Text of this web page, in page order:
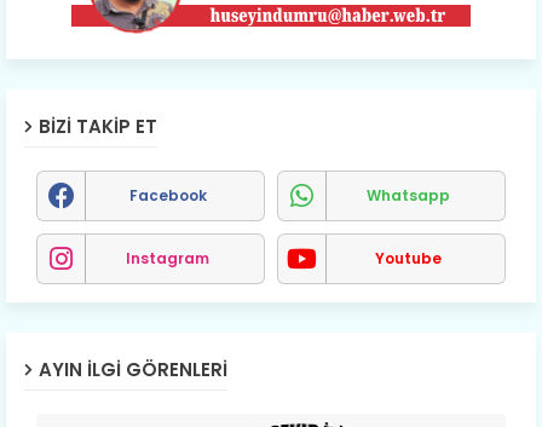
BIZI TAKIP ET
Facebook Whatsapp
Instagram Youtube
AYIN İLGI GÖRENLERI